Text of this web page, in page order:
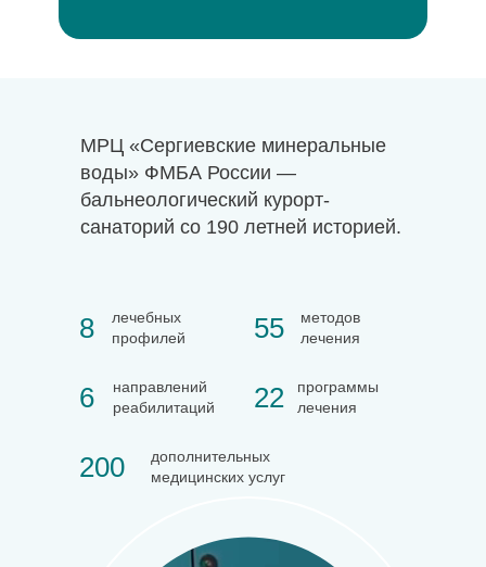
8
лечебных
профилей
6
направлений
реабилитаций
55
методов
лечения
22
программы
лечения
200
дополнительных
медицинских услуг
МРЦ «Сергиевские минеральные
воды» ФМБА России —
бальнеологический курорт-
санаторий со 190 летней историей.